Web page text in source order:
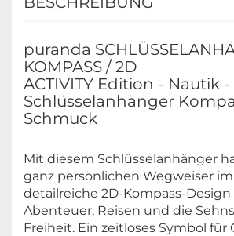
puranda
KOMPASS / 2D
ACTIVITY Edition - Nautik -
Schlüsselanhänger
Schmuck
Mit diesem Schlüsselanhänger
ganz persönlichen Wegweiser
detailreiche 2D-Kompass-
Abenteuer, Reisen und die
Freiheit. Ein zeitloses Symbol für